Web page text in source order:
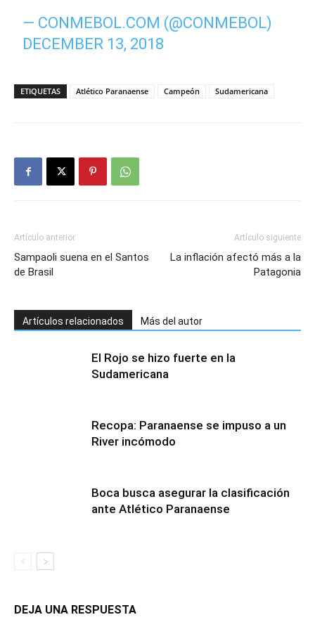
— CONMEBOL.COM (@CONMEBOL)
DECEMBER 13, 2018
ETIQUETAS Atlético Paranaense Campeón Sudamericana
Artículo anterior
Sampaoli suena en el Santos
de Brasil
Artículo siguiente
La inflación afectó más a la
Patagonia
Artículos relacionados Más del autor
El Rojo se hizo fuerte en la
Sudamericana
Recopa: Paranaense se impuso a un
River incómodo
Boca busca asegurar la clasificación
ante Atlético Paranaense
DEJA UNA RESPUESTA